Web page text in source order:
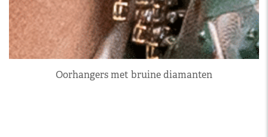
Oorhangers met bruine diamanten